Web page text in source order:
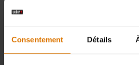
Consentement Détails